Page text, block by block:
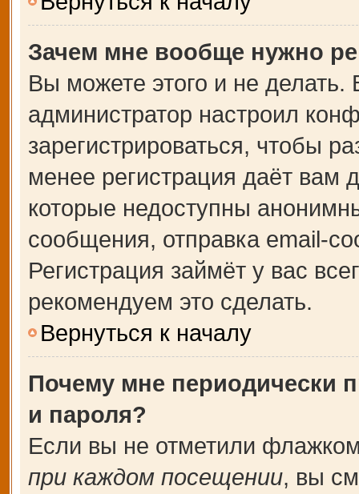
Зачем мне вообще нужно
Вы можете этого и не делать.
администратор настроил
зарегистрироваться, чтобы
менее регистрация даёт вам
которые недоступны
сообщения, отправка email-
Регистрация займёт у вас
рекомендуем это сделать.
Вернуться к началу
Почему мне периодически
и пароля?
Если вы не отметили
при каждом посещении, вы